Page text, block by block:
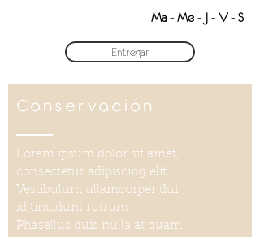
Ma - Me - J - V - S
Entregar
Conservación
Lorem ipsum dolor sit amet,
consectetur adipiscing elit.
Vestibulum ullamcorper dui
id tincidunt rutrum.
Phasellus quis nulla at quam